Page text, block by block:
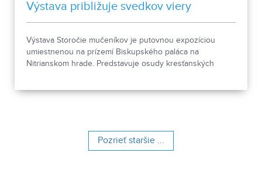
Výstava približuje svedkov viery
Výstava Storočie mučeníkov je putovnou expozíciou
umiestnenou na prízemí Biskupského paláca na
Nitrianskom hrade. Predstavuje osudy kresťanských
Pozrieť staršie ...